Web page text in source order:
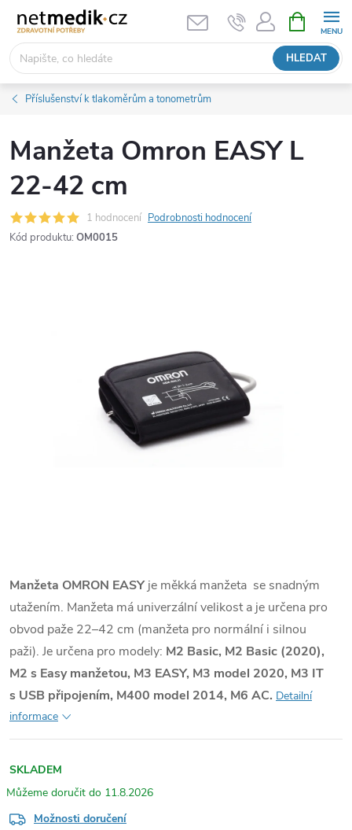
obsah
HLEDAT
NÁKUPNÍ
KOŠÍK
Příslušenství k tlakoměrům a tonometrům
Manžeta Omron EASY L
22-42 cm
1 hodnocení Podrobnosti hodnocení
Kód produktu: OM0015
Manžeta OMRON EASYje měkká manžeta se snadným
utažením. Manžeta má univerzální velikost a je určena pro
obvod paže 22–42 cm (manžeta pro normální i silnou
paži). Je určena pro modely: M2 Basic, M2 Basic (2020),
M2 s Easy manžetou, M3 EASY, M3 model 2020, M3 IT
s USB připojením, M400 model 2014, M6 AC. Detailní
informace
SKLADEM
11.8.2026
Možnosti doručení